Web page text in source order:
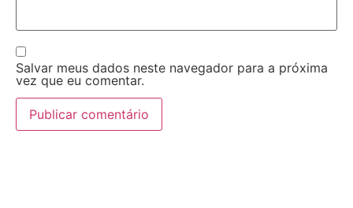
Salvar meus dados neste navegador para a próxima
vez que eu comentar.